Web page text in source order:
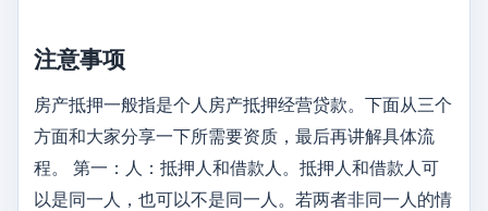
注意事项
房产抵押一般指是个人房产抵押经营贷款。下面从三个
方面和大家分享一下所需要资质，最后再讲解具体流
程。 第一：人：抵押人和借款人。抵押人和借款人可
以是同一人，也可以不是同一人。若两者非同一人的情